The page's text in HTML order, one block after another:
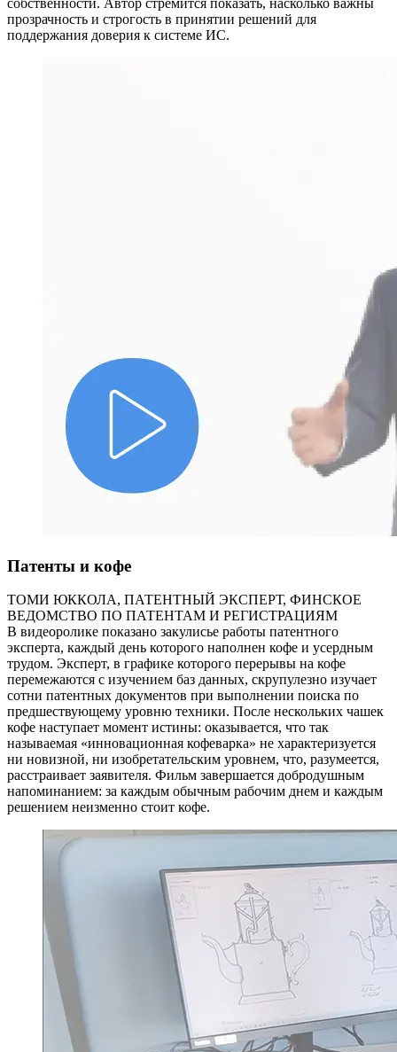
прозрачность и строгость в принятии решений для
поддержания доверия к системе ИС.
Патенты и кофе
ТОМИ ЮККОЛА, ПАТЕНТНЫЙ ЭКСПЕРТ, ФИНСКОЕ
ВЕДОМСТВО ПО ПАТЕНТАМ И РЕГИСТРАЦИЯМ
В видеоролике показано закулисье работы патентного
эксперта, каждый день которого наполнен кофе и усердным
трудом. Эксперт, в графике которого перерывы на кофе
перемежаются с изучением баз данных, скрупулезно изучает
сотни патентных документов при выполнении поиска по
предшествующему уровню техники. После нескольких чашек
кофе наступает момент истины: оказывается, что так
называемая «инновационная кофеварка» не характеризуется
ни новизной, ни изобретательским уровнем, что, разумеется,
расстраивает заявителя. Фильм завершается добродушным
напоминанием: за каждым обычным рабочим днем и каждым
решением неизменно стоит кофе.